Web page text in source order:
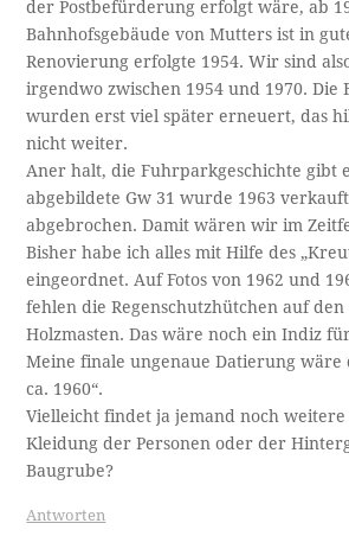
der Postbefürderung erfolgt wäre, ab
Bahnhofsgebäude von Mutters ist in
Renovierung erfolgte 1954. Wir sind
irgendwo zwischen 1954 und 1970. Die
wurden erst viel später erneuert, das
nicht weiter.
Aner halt, die Fuhrparkgeschichte gibt
abgebildete Gw 31 wurde 1963
abgebrochen. Damit wären wir im
Bisher habe ich alles mit Hilfe des
eingeordnet. Auf Fotos von 1962 und
fehlen die Regenschutzhütchen auf
Holzmasten. Das wäre noch ein Indiz
Meine finale ungenaue Datierung wäre
ca. 1960“.
Vielleicht findet ja jemand noch
Kleidung der Personen oder der
Baugrube?
Antworten